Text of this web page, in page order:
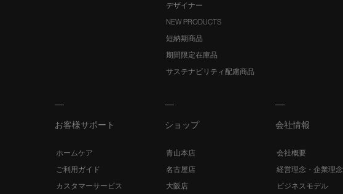
デザイナー
NEW PRODUCTS
短納期商品
期間限定在庫品
サステナビリティ配慮商品
お客様サポート
ホームケア
ご利用ガイド
カスタマーサービス
ショップ
青山本店
名古屋店
大阪店
会社情報
会社概要
経営理念・企業理念
ビジネスモデル